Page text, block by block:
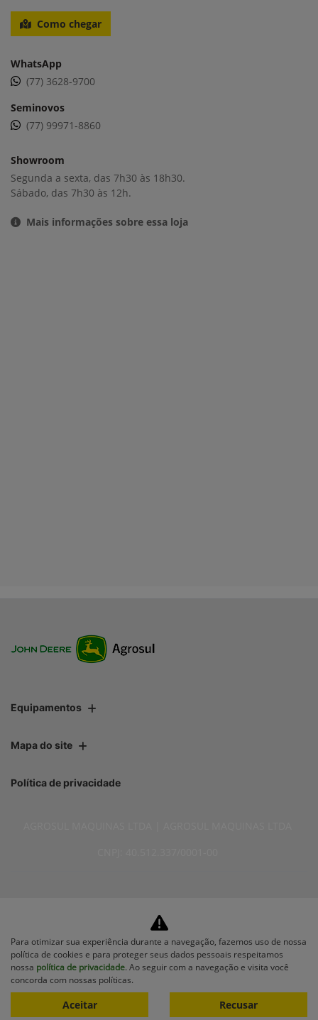
Como chegar
WhatsApp
(77) 3628-9700
Seminovos
(77) 99971-8860
Showroom
Segunda a sexta, das 7h30 às 18h30.
Sábado, das 7h30 às 12h.
Mais informações sobre essa loja
Equipamentos
Mapa do site
Política de privacidade
No trânsito, enxergar o outro
salva vidas.
Desenvolvido pela DEALERSPACE ® Direitos Reservados.
Para otimizar sua experiência durante a navegação, fazemos uso de nossa
política de cookies e para proteger seus dados pessoais respeitamos
nossa política de privacidade. Ao seguir com a navegação e visita você
concorda com nossas políticas.
Aceitar Recusar